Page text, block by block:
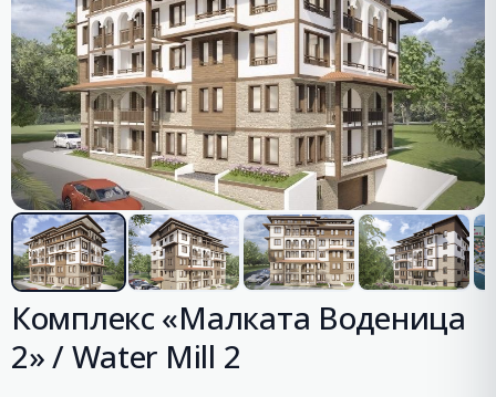
Комплекс «Малката Воденица
2» / Water Mill 2